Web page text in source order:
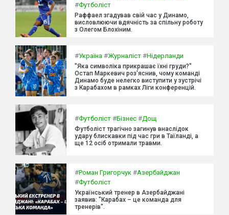
#Футболіст
Раффаел згадував свій час у Динамо,
висловлюючи вдячність за спільну роботу
з Олегом Блохіним.
#Україна #Журналіст #Нідерланди
"Яка символіка прикрашає їхні груди?"
Остап Маркевич роз'яснив, чому команді
Динамо буде нелегко виступити у зустрічі
з Карабахом в рамках Ліги конференцій.
#Футболіст #Бізнес #Дощ
Футболіст трагічно загинув внаслідок
удару блискавки під час гри в Таїланді, а
ще 12 осіб отримали травми.
#Роман Григорчук #Азербайджан
#Футболіст
Український тренер в Азербайджані
заявив: "Карабах – це команда для
тренерів".